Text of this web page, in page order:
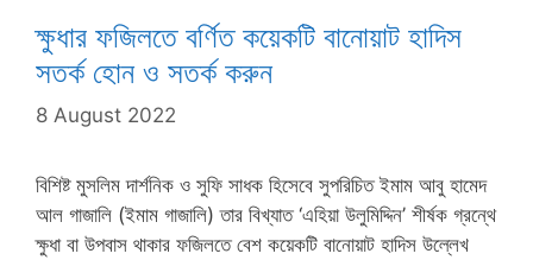
ক্ষুধার ফজিলতে বর্ণিত কয়েকটি বানোয়াট হাদিস
সতর্ক হোন ও সতর্ক করুন
8 August 2022
বিশিষ্ট মুসলিম দার্শনিক ও সুফি সাধক হিসেবে সুপরিচিত ইমাম আবু হামেদ
আল গাজালি (ইমাম গাজালি) তার বিখ্যাত ‘এহিয়া উলুমিদ্দিন’ শীর্ষক গ্রন্থে
ক্ষুধা বা উপবাস থাকার ফজিলতে বেশ কয়েকটি বানোয়াট হাদিস উল্লেখ